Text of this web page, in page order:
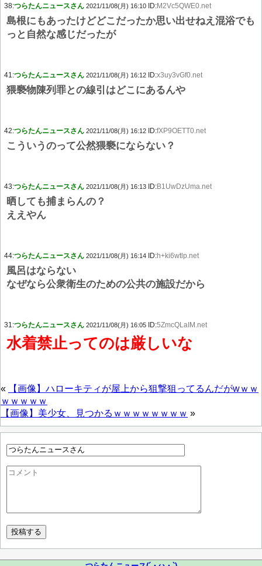
38:つらたんニュースさん 2021/11/08(月) 16:10 ID:M2Vc5QWE0.net
島根にもあったけどどこだったか思い出せねえ混浴でも
っと自然な感じだったが
41:つらたんニュースさん 2021/11/08(月) 16:12 ID:x3uy3vGf0.net
猥褻物陳列罪との線引はどこにあるんや
42:つらたんニュースさん 2021/11/08(月) 16:12 ID:fXP9OETT0.net
こういうのって公然猥褻にならない？
43:つらたんニュースさん 2021/11/08(月) 16:13 ID:B1UwDzUma.net
晒しても捕まらんの？
ええやん
44:つらたんニュースさん 2021/11/08(月) 16:14 ID:h+ki6wtlp.net
風呂はならない
なぜなら公衆衛生のための公共の施設だから
31:つらたんニュースさん 2021/11/08(月) 16:05 ID:5ZmcQLaIM.net
水着禁止ってのは厳しいな
«
【画像】ハローキティが屋上から狙撃狙ってるんだがwｗｗ
ｗｗｗｗｗ
【画像】美少女、見つかるｗｗｗｗｗｗｗｗ »